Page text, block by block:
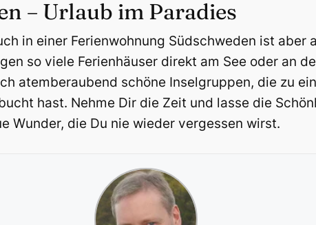
– Urlaub im Paradies
in einer Ferienwohnung Südschweden ist
so viele Ferienhäuser direkt am See oder an
atemberaubend schöne Inselgruppen, die zu
hast. Nehme Dir die Zeit und lasse die
Wunder, die Du nie wieder vergessen wirst.